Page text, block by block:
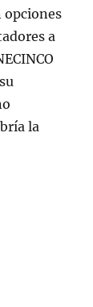
opciones
a
la